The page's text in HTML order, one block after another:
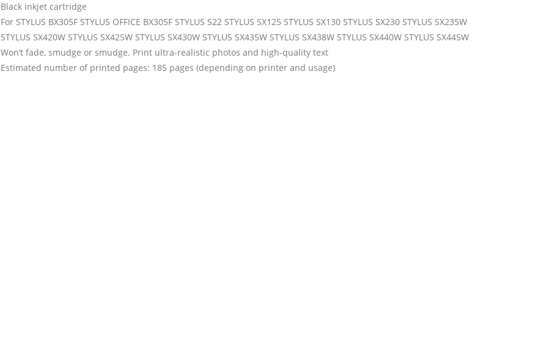
Black inkjet cartridge
For STYLUS BX305F STYLUS OFFICE BX305F STYLUS S22 STYLUS SX125 STYLUS SX130 STYLUS SX230 STYLUS SX235W
STYLUS SX420W STYLUS SX425W STYLUS SX430W STYLUS SX435W STYLUS SX438W STYLUS SX440W STYLUS SX445W
Won’t fade, smudge or smudge. Print ultra-realistic photos and high-quality text
Estimated number of printed pages: 185 pages (depending on printer and usage)